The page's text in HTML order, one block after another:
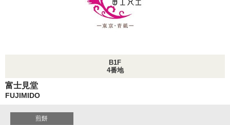
B1F
4番地
富士見堂
FUJIMIDO
煎餅